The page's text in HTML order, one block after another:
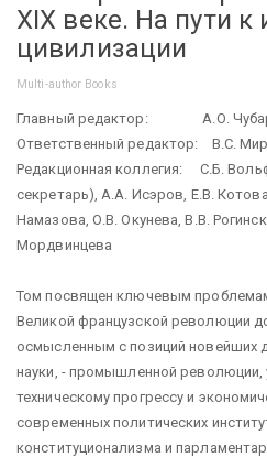
XIX веке. На пути к
цивилизации
Multi-author Books
Главный редактор: А.О.
Ответственный редактор: В.С.
Редакционная коллегия: С.Б.
секретарь), А.А. Исэров, Е.В.
Намазова, О.В. Окунева, В.В.
Мордвинцева
Том посвящен ключевым
Великой французской революции
осмысленным с позиций новейших
науки, - промышленной революции,
техническому прогрессу и
современных политических
конституционализма и